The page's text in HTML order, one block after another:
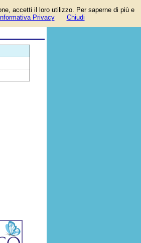
accetti il loro utilizzo. Per saperne di più e
Informativa Privacy Chiudi